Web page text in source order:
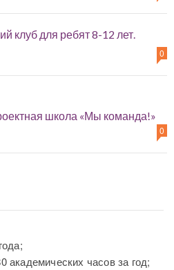
клуб для ребят 8-12 лет.
0
школа «Мы команда!»
0
часов за год;